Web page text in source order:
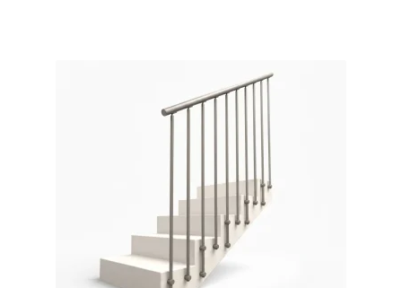
Le
opzioni
scelte
nella
pagina
del